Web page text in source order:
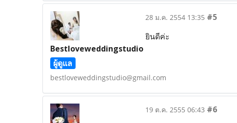
Bestloveweddingstudio
ผู้ดูแล
bestloveweddingstudio@gmail.com
28 ม.ค. 2554 13:35 #5
ยินดีค่ะ
19 ต.ค. 2555 06:43 #6